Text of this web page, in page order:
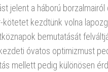
jelent a háború borzalmairól
kezdtünk volna
bemutatását
óvatos optimizmust
mellett pedig különösen